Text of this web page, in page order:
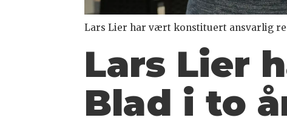
Lars Lier har vært konstituert ansvarlig
Lars Lier
Blad i to